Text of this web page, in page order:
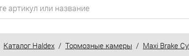
Каталог Haldex / Тормозные камеры / Maxi Brake